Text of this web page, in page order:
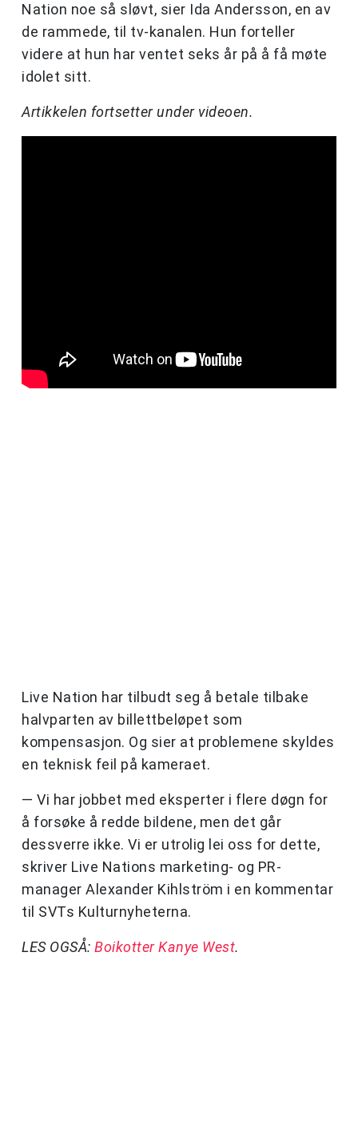
Nation noe så sløvt, sier Ida Andersson, en av
de rammede, til tv-kanalen. Hun forteller
videre at hun har ventet seks år på å få møte
idolet sitt.
Artikkelen fortsetter under videoen.
Live Nation har tilbudt seg å betale tilbake
halvparten av billettbeløpet som
kompensasjon. Og sier at problemene skyldes
en teknisk feil på kameraet.
— Vi har jobbet med eksperter i flere døgn for
å forsøke å redde bildene, men det går
dessverre ikke. Vi er utrolig lei oss for dette,
skriver Live Nations marketing- og PR-
manager Alexander Kihlström i en kommentar
til SVTs Kulturnyheterna.
LES OGSÅ: Boikotter Kanye West.